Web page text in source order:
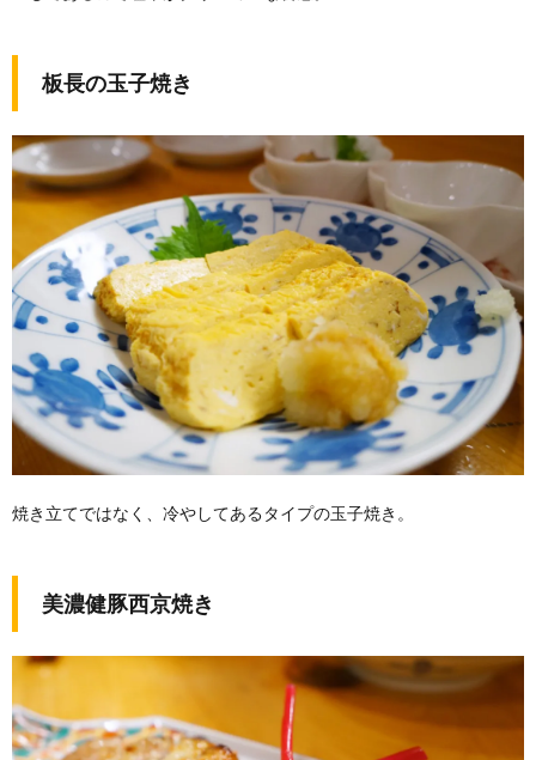
板長の玉子焼き
焼き立てではなく、冷やしてあるタイプの玉子焼き。
美濃健豚西京焼き